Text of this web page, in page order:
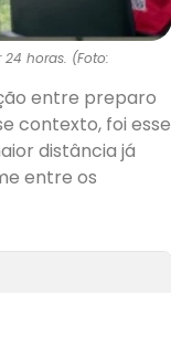
horas. (Foto:
entre preparo
contexto, foi esse
distância já
entre os